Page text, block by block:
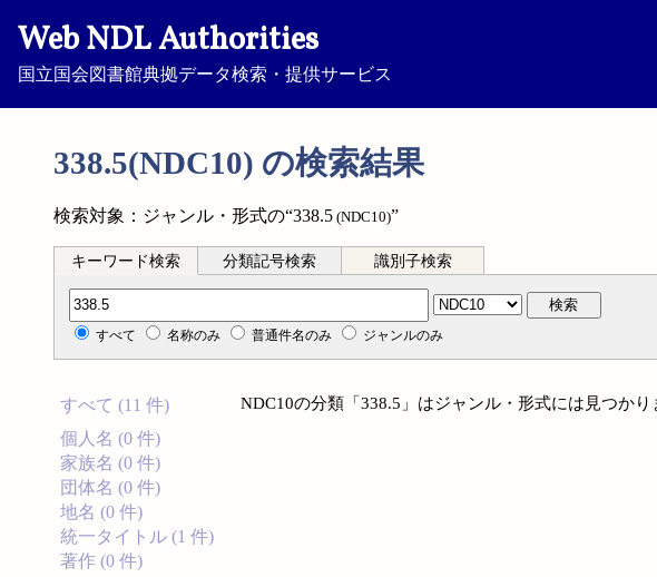
Web NDL Authorities
国立国会図書館典拠データ検索・提供サービス
338.5(NDC10) の検索結果
検索対象：ジャンル・形式の“338.5 (NDC10)”
キーワード検索 分類記号検索 識別子検索
分類記号検索 検索
すべて 名称のみ 普通件名のみ ジャンルのみ
すべて (11 件)
個人名 (0 件)
家族名 (0 件)
団体名 (0 件)
地名 (0 件)
統一タイトル (1 件)
著作 (0 件)
NDC10の分類「338.5」はジャンル・形式には見つかり